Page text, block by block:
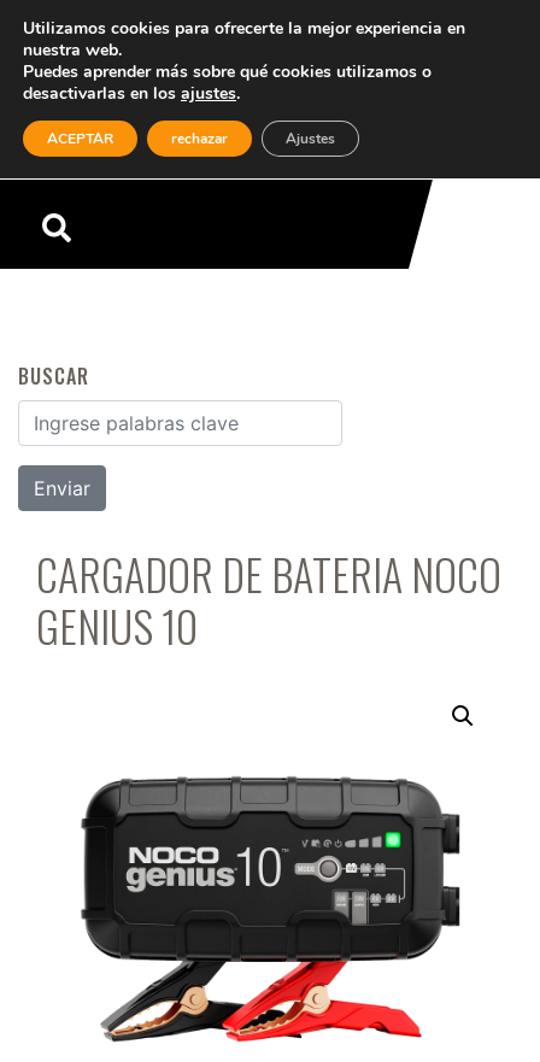
Menú
BUSCAR
Buscar por:
CARGADOR DE BATERIA NOCO
GENIUS 10
Utilizamos cookies para ofrecerte la mejor experiencia en
nuestra web.
Puedes aprender más sobre qué cookies utilizamos o
desactivarlas en los ajustes.
ACEPTAR rechazar Ajustes